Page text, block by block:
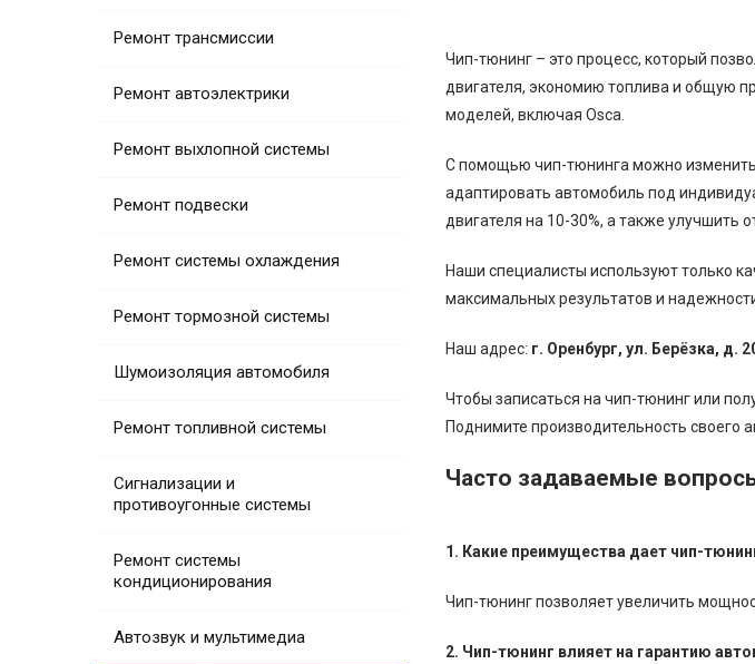
Ремонт трансмиссии
Ремонт автоэлектрики
Ремонт выхлопной системы
Ремонт подвески
Ремонт системы охлаждения
Ремонт тормозной системы
Шумоизоляция автомобиля
Ремонт топливной системы
Сигнализации и
противоугонные системы
Ремонт системы
кондиционирования
Автозвук и мультимедиа
Чип-тюнинг – это процесс, который
двигателя, экономию топлива и общую
моделей, включая Osca.
С помощью чип-тюнинга можно изменить
адаптировать автомобиль под
двигателя на 10-30%, а также улучшить
Наши специалисты используют только
максимальных результатов и
Наш адрес: г. Оренбург, ул. Берёзка, д.
Чтобы записаться на чип-тюнинг или
Поднимите производительность своего
Часто задаваемые
1. Какие преимущества дает чип-
Чип-тюнинг позволяет увеличить
2. Чип-тюнинг влияет на гарантию